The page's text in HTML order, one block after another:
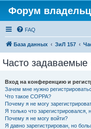
Форум
FAQ
База данных ЗиЛ 157
Часто задаваемые
Вход на конференцию и
Зачем мне нужно
Что такое COPPA?
Почему я не могу
Я только что зарегистрировался,
Почему я не могу войти?
Я давно зарегистрирован, но